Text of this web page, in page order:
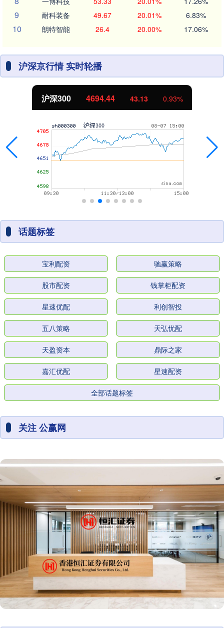
9 耐科装备 49.67 20.01% 6.83%
10 朗特智能 26.4 20.00% 17.06%
沪深京行情 实时轮播
沪深300 4694.44 43.13 0.93%
话题标签
宝利配资 驰赢策略
股市配资 钱掌柜配资
星速优配 利创智投
五八策略 天弘忧配
天盈资本 鼎际之家
嘉汇优配 星速配资
全部话题标签
关注 公赢网